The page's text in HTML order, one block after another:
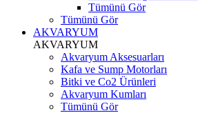
Tümünü Gör
Tümünü Gör
AKVARYUM
AKVARYUM
Akvaryum Aksesuarları
Kafa ve Sump Motorları
Bitki ve Co2 Ürünleri
Akvaryum Kumları
Tümünü Gör